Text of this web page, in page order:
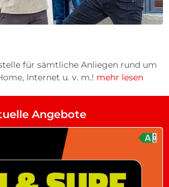
für sämtliche Anliegen rund um
Internet u. v. m.! mehr lesen
Angebote